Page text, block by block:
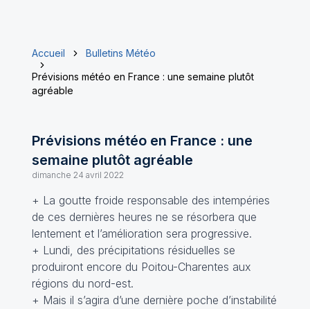
Accueil
Bulletins Météo
Prévisions météo en France : une semaine plutôt
agréable
Prévisions météo en France : une
semaine plutôt agréable
dimanche 24 avril 2022
+ La goutte froide responsable des intempéries
de ces dernières heures ne se résorbera que
lentement et l’amélioration sera progressive.
+ Lundi, des précipitations résiduelles se
produiront encore du Poitou-Charentes aux
régions du nord-est.
+ Mais il s’agira d’une dernière poche d’instabilité